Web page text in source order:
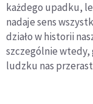
każdego upadku,
nadaje sens
działo w historii
szczególnie
ludzku nas